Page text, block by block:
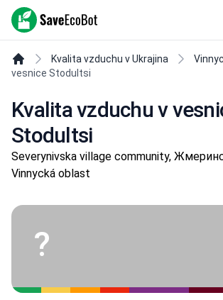
SaveEcoBot
Kvalita vzduchu v Ukrajina
vesnice Stodultsi
Kvalita vzduchu v
Stodultsi
Severynivska village community,
Vinnycká oblast
?